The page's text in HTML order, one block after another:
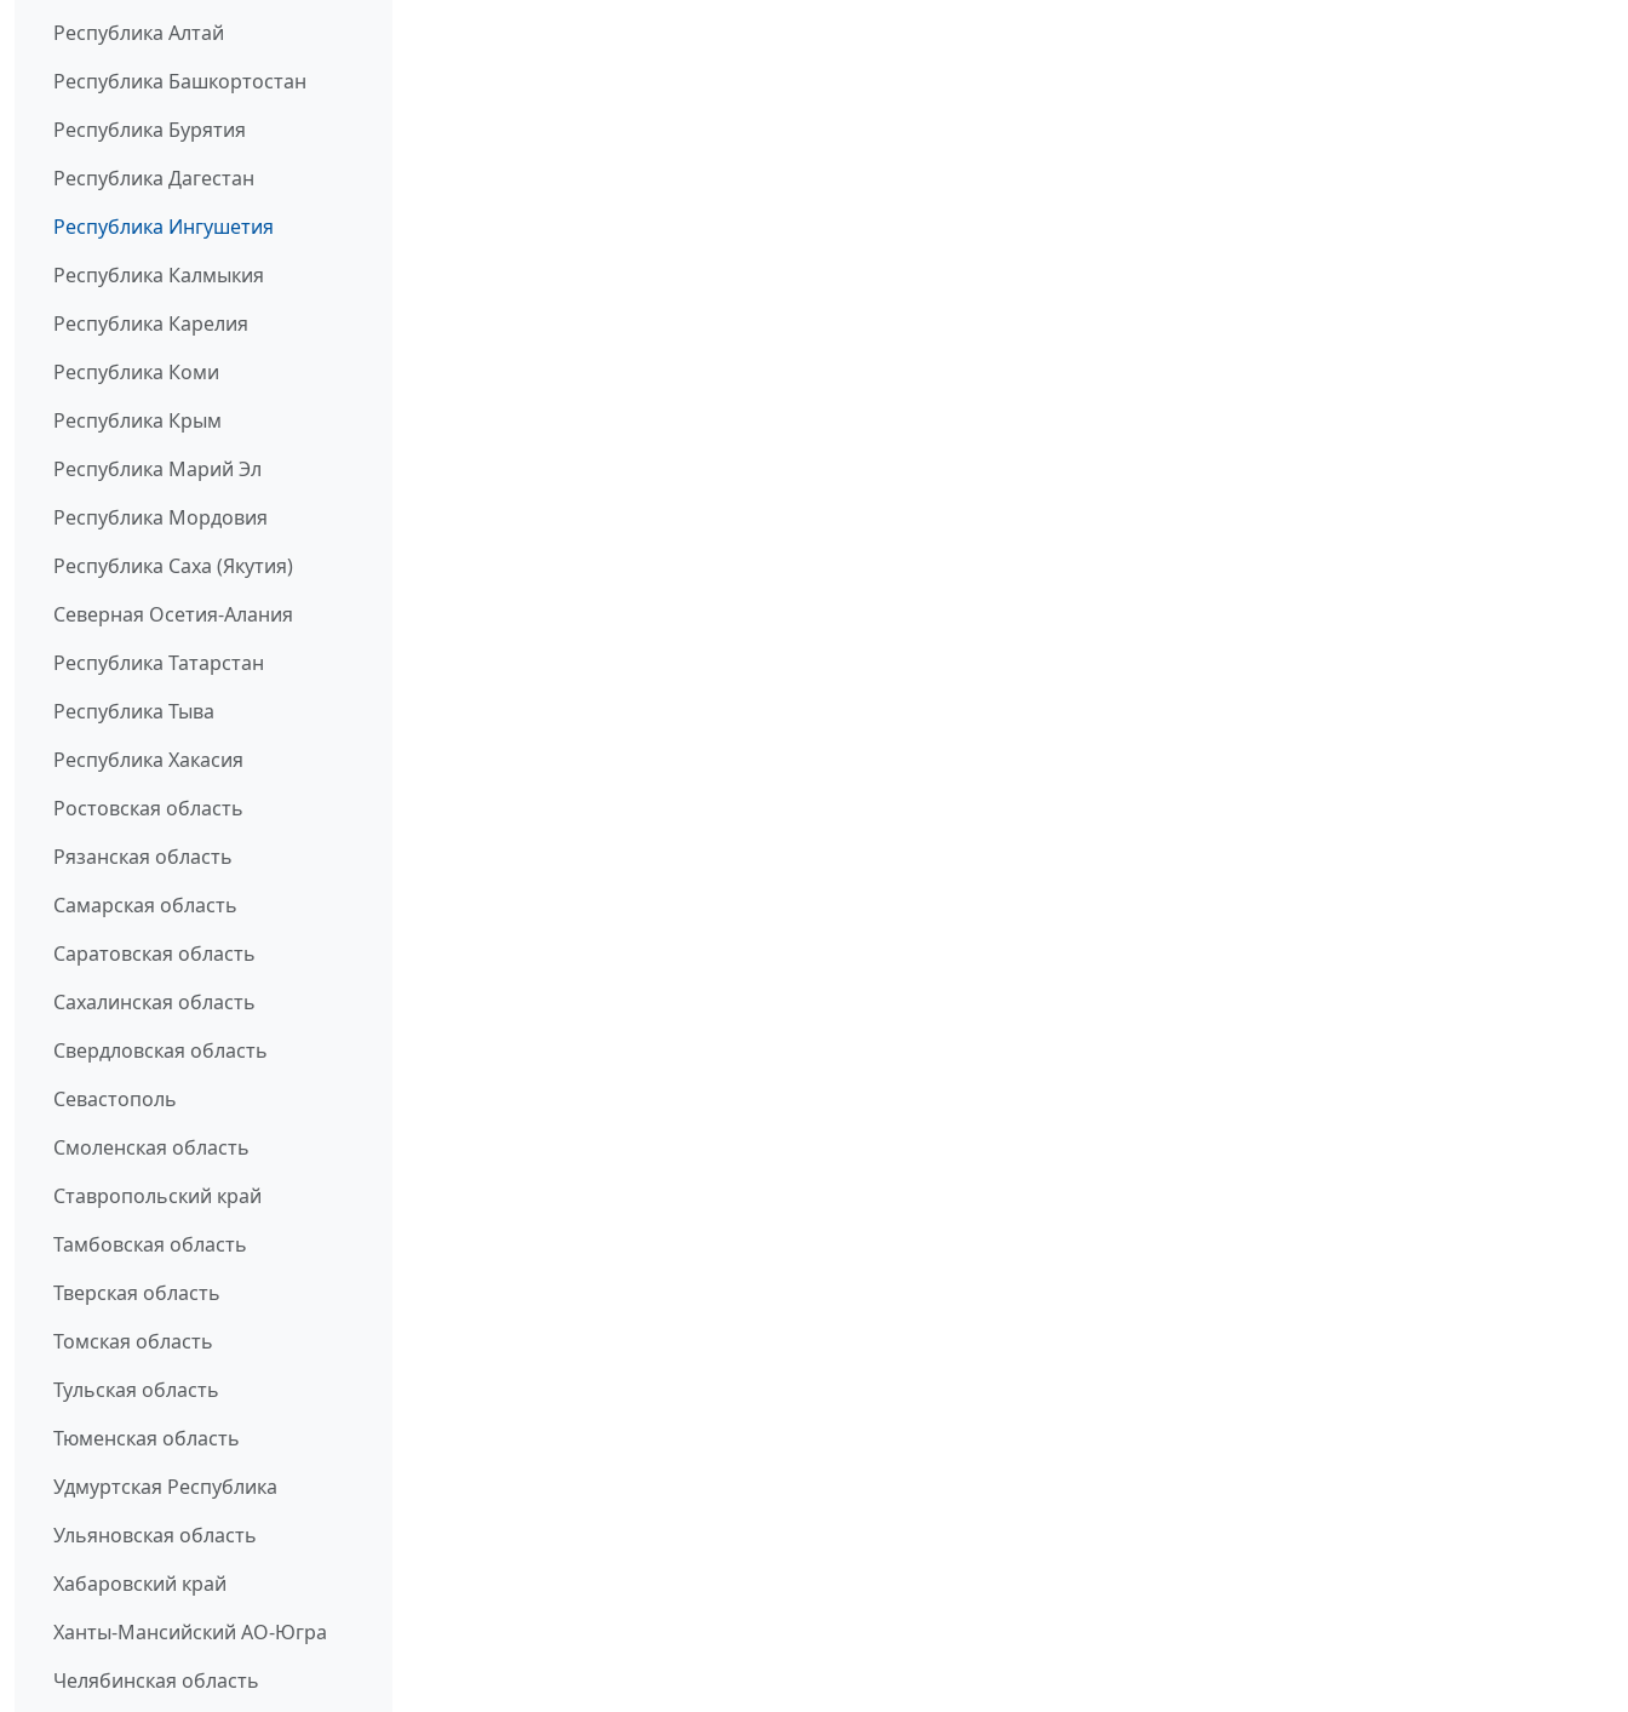
Республика Алтай
Республика Башкортостан
Республика Бурятия
Республика Дагестан
Республика Ингушетия
Республика Калмыкия
Республика Карелия
Республика Коми
Республика Крым
Республика Марий Эл
Республика Мордовия
Республика Саха (Якутия)
Северная Осетия-Алания
Республика Татарстан
Республика Тыва
Республика Хакасия
Ростовская область
Рязанская область
Самарская область
Саратовская область
Сахалинская область
Свердловская область
Севастополь
Смоленская область
Ставропольский край
Тамбовская область
Тверская область
Томская область
Тульская область
Тюменская область
Удмуртская Республика
Ульяновская область
Хабаровский край
Ханты-Мансийский АО-Югра
Челябинская область